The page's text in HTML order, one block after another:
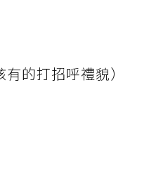
的打招呼禮貌）